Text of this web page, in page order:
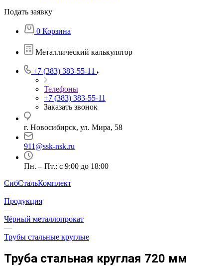
Подать заявку
0 Корзина
Металлический калькулятор
+7 (383) 383-55-11
Телефоны
+7 (383) 383-55-11
Заказать звонок
г. Новосибирск, ул. Мира, 58
911@ssk-nsk.ru
Пн. – Пт.: с 9:00 до 18:00
СибСтальКомплект
—
Продукция
—
Чёрный металлопрокат
—
Трубы стальные круглые
Труба стальная круглая 720 мм